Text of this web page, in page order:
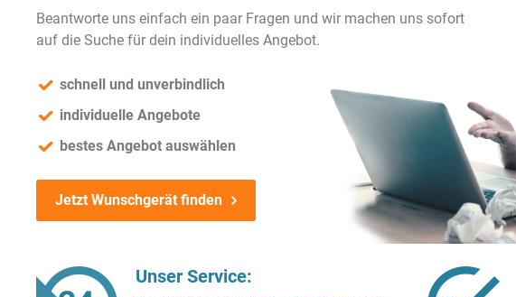
Beantworte uns einfach ein paar Fragen und wir machen uns sofort
auf die Suche für dein individuelles Angebot.
schnell und unverbindlich
individuelle Angebote
bestes Angebot auswählen
Jetzt Wunschgerät finden
Unser Service: